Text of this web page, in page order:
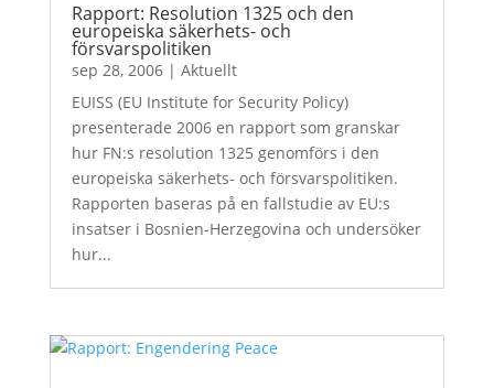
Rapport: Resolution 1325 och den
europeiska säkerhets- och
försvarspolitiken
sep 28, 2006| Aktuellt
EUISS (EU Institute for Security Policy)
presenterade 2006 en rapport som granskar
hur FN:s resolution 1325 genomförs i den
europeiska säkerhets- och försvarspolitiken.
Rapporten baseras på en fallstudie av EU:s
insatser i Bosnien-Herzegovina och undersöker
hur...